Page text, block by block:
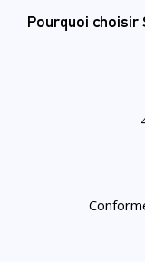
Pourquoi choisir